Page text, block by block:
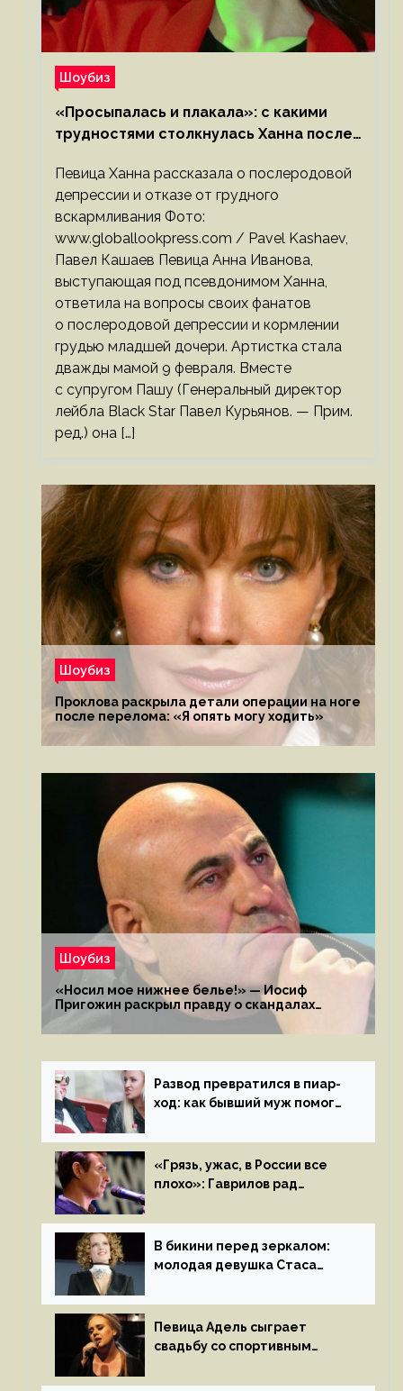
Шоубиз
«Просыпалась и плакала»: с какими
трудностями столкнулась Ханна после
Певица Ханна рассказала о послеродовой
депрессии и отказе от грудного
вскармливания Фото:
www.globallookpress.com / Pavel Kashaev,
Павел Кашаев Певица Анна Иванова,
выступающая под псевдонимом Ханна,
ответила на вопросы своих фанатов
о послеродовой депрессии и кормлении
грудью младшей дочери. Артистка стала
дважды мамой 9 февраля. Вместе
с супругом Пашу (Генеральный директор
лейбла Black Star Павел Курьянов. — Прим.
ред.) она […]
Шоубиз
Проклова раскрыла детали операции на ноге
после перелома: «Я опять могу ходить»
Шоубиз
«Носил мое нижнее белье!» — Иосиф
Пригожин раскрыл правду о скандалах
с мужем своей экс-жены
Развод превратился в пиар-
ход: как бывший муж помог
«Грязь, ужас, в России все
плохо»: Гаврилов рад
иноагентов
В бикини перед зеркалом:
молодая девушка Стаса
на камеру
Певица Адель сыграет
свадьбу со спортивным
летом